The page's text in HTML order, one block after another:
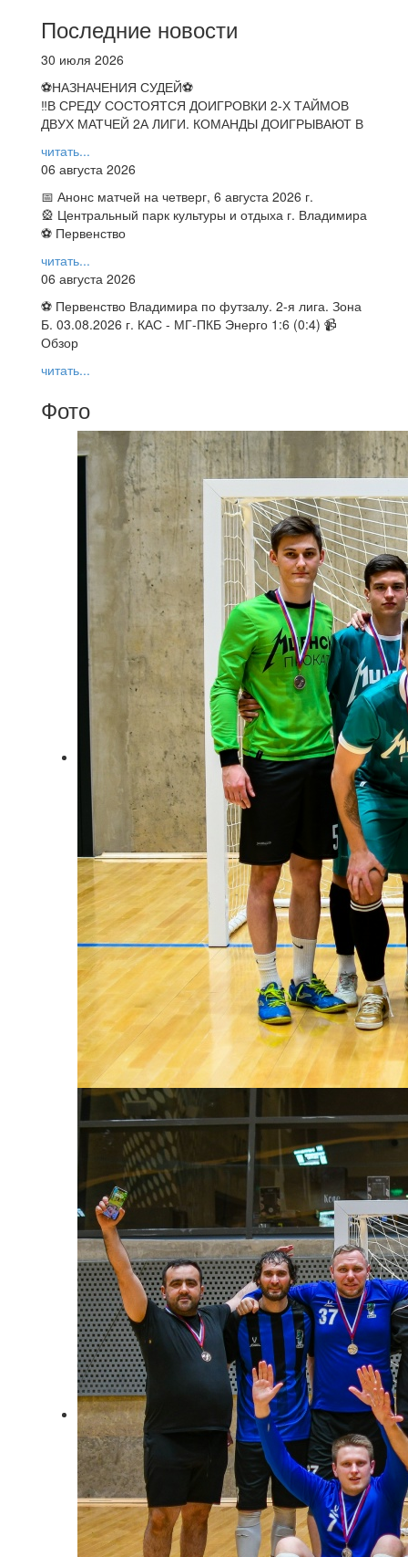
Последние новости
30 июля 2026
⚽НАЗНАЧЕНИЯ СУДЕЙ⚽
‼В СРЕДУ СОСТОЯТСЯ ДОИГРОВКИ 2-Х ТАЙМОВ
ДВУХ МАТЧЕЙ 2А ЛИГИ. КОМАНДЫ ДОИГРЫВАЮТ В
читать...
06 августа 2026
📅 Анонс матчей на четверг, 6 августа 2026 г.
🎡 Центральный парк культуры и отдыха г. Владимира
⚽ Первенство
читать...
06 августа 2026
⚽ Первенство Владимира по футзалу. 2-я лига. Зона
Б. 03.08.2026 г. КАС - МГ-ПКБ Энерго 1:6 (0:4) 📹
Обзор
читать...
Фото